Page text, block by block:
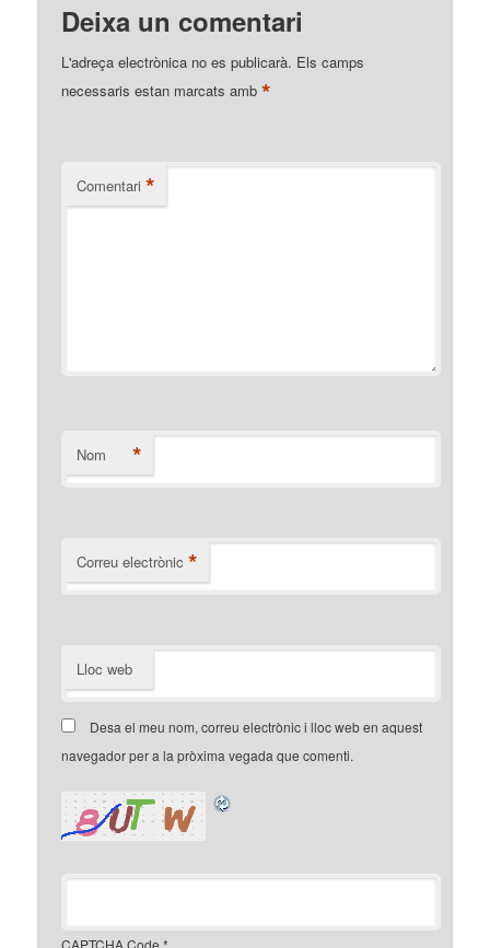
Deixa un comentari
L'adreça electrònica no es publicarà. Els camps
necessaris estan marcats amb*
Comentari *
Nom *
Correu electrònic *
Lloc web
Desa el meu nom, correu electrònic i lloc web en aquest
navegador per a la pròxima vegada que comenti.
CAPTCHA Code *